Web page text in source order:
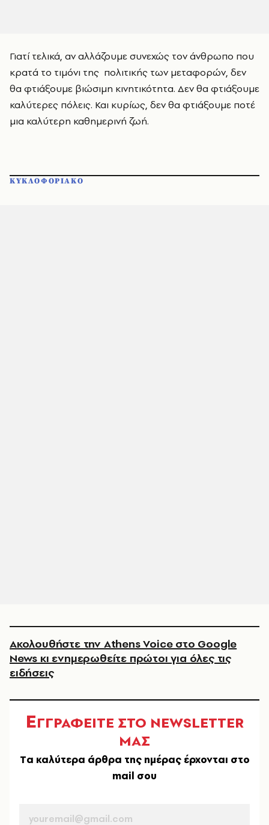
Γιατί τελικά, αν αλλάζουμε συνεχώς τον άνθρωπο που
κρατά το τιμόνι της πολιτικής των μεταφορών, δεν
θα φτιάξουμε βιώσιμη κινητικότητα. Δεν θα φτιάξουμε
καλύτερες πόλεις. Και κυρίως, δεν θα φτιάξουμε ποτέ
μια καλύτερη καθημερινή ζωή.
ΚΥΚΛΟΦΟΡΙΑΚΟ
Ακολουθήστε την Athens Voice στο Google
News κι ενημερωθείτε πρώτοι για όλες τις
ειδήσεις
ΕΓΓΡΑΦΕΙΤΕ ΣΤΟ NEWSLETTER
ΜΑΣ
Tα καλύτερα άρθρα της ημέρας έρχονται στο
mail σου